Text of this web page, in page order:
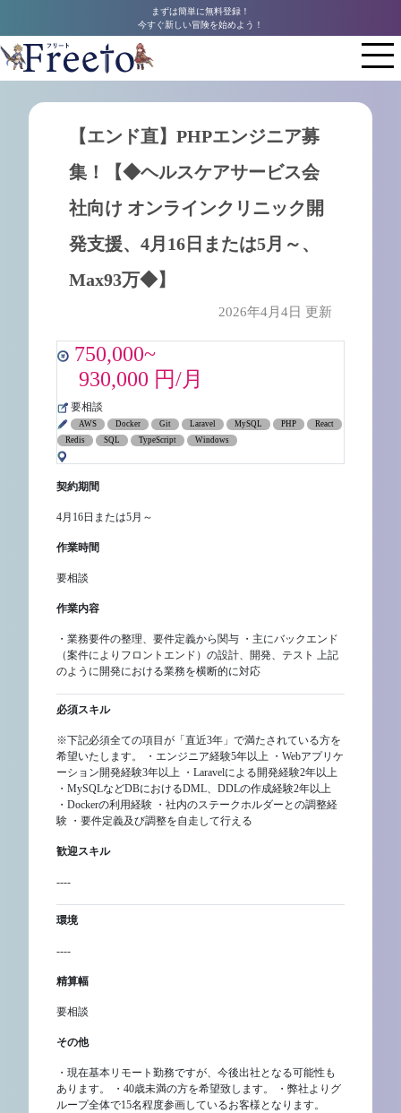
まずは簡単に無料登録！
今すぐ新しい冒険を始めよう！
【エンド直】PHPエンジニア募
集！【◆ヘルスケアサービス会
社向け オンラインクリニック開
発支援、4月16日または5月～、
Max93万◆】
2026年4月4日 更新
750,000~
930,000 円/月
要相談
AWS Docker Git Laravel MySQL PHP
React
Redis
SQL TypeScript Windows
契約期間
4月16日または5月～
作業時間
要相談
作業内容
・業務要件の整理、要件定義から関与 ・主にバックエンド
（案件によりフロントエンド）の設計、開発、テスト 上記
のように開発における業務を横断的に対応
必須スキル
※下記必須全ての項目が「直近3年」で満たされている方を
希望いたします。 ・エンジニア経験5年以上 ・Webアプリケ
ーション開発経験3年以上 ・Laravelによる開発経験2年以上
・MySQLなどDBにおけるDML、DDLの作成経験2年以上
・Dockerの利用経験 ・社内のステークホルダーとの調整経
験 ・要件定義及び調整を自走して行える
歓迎スキル
----
環境
----
精算幅
要相談
その他
・現在基本リモート勤務ですが、今後出社となる可能性も
あります。 ・40歳未満の方を希望致します。 ・弊社よりグ
ループ全体で15名程度参画しているお客様となります。